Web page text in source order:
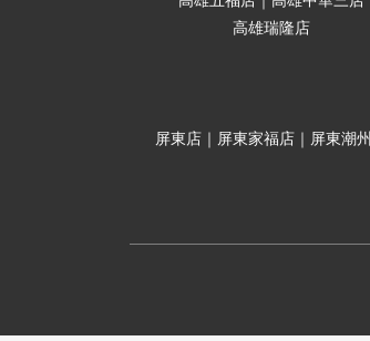
高雄瑞隆店
屏東店｜屏東家福店｜屏東潮